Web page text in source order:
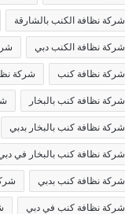
شركة نظافة الكنب بالشارقة
شركة نظافة الكنب دبي
شركة نظافة كنب شركة
شركة نظافة كنب بالبخار
شركة نظافة كنب بالبخار بدبي
شركة نظافة كنب بالبخار في
شركة نظافة كنب بدبي
شركة نظافة كنب في دبي